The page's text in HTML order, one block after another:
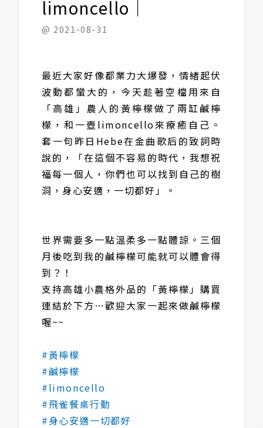
limoncello｜
@ 2021-08-31
最近大家好像都業力大爆發，情緒起伏
波動都蠻大的，今天趁著空檔用來自
「高雄」農人的黃檸檬做了兩缸鹹檸
檬，和一壺limoncello來療癒自己。
套一句昨日Hebe在金曲歌后的致詞時
說的，「在這個不容易的時代，我想祝
福每一個人，你們也可以找到自己的樹
洞，身心安適，一切都好」。
世界需要多一點溫柔多一點體諒。三個
月後吃到我的鹹檸檬可能就可以體會得
到？！
支持高雄小農格外品的「黃檸檬」購買
連結於下方…歡迎大家一起來做鹹檸檬
喔~~
#黃檸檬
#鹹檸檬
#limoncello
#飛雀餐桌行動
#身心安適一切都好